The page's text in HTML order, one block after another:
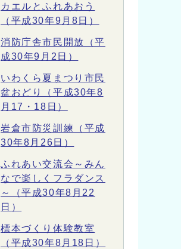
カエルとふれあおう
（平成30年9月8日）
消防庁舎市民開放（平
成30年9月2日）
いわくら夏まつり市民
盆おどり（平成30年8
月17・18日）
岩倉市防災訓練（平成
30年8月26日）
ふれあい交流会～みん
なで楽しくフラダンス
～（平成30年8月22
日）
標本づくり体験教室
（平成30年8月18日）